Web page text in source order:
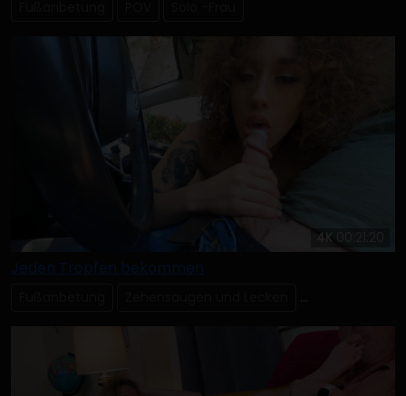
4K
Jeden Tropfen bekommen